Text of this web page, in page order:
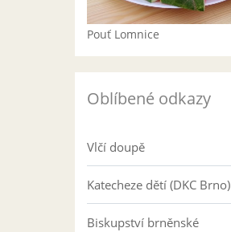
Pouť Lomnice
Oblíbené odkazy
Vlčí doupě
Katecheze dětí (DKC Brno)
Biskupství brněnské